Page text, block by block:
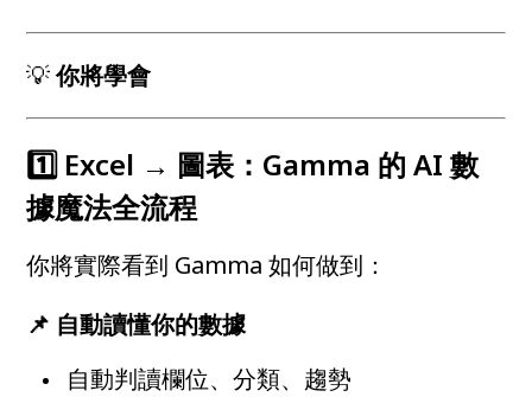
💡你將學會
1️⃣ Excel → 圖表：Gamma 的 AI 數
據魔法全流程
你將實際看到 Gamma 如何做到：
📌 自動讀懂你的數據
自動判讀欄位、分類、趨勢